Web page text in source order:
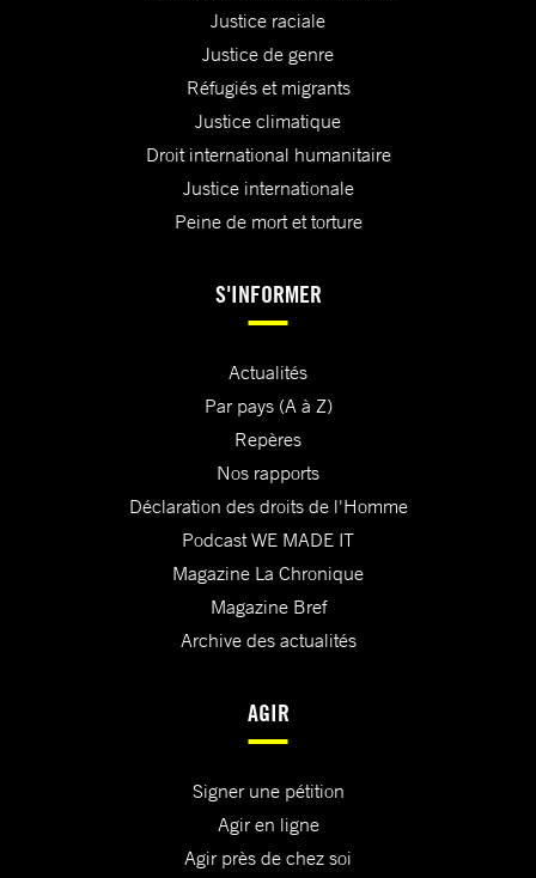
Justice raciale
Justice de genre
Réfugiés et migrants
Justice climatique
Droit international humanitaire
Justice internationale
Peine de mort et torture
S'INFORMER
Actualités
Par pays (A à Z)
Repères
Nos rapports
Déclaration des droits de l'Homme
Podcast WE MADE IT
Magazine La Chronique
Magazine Bref
Archive des actualités
AGIR
Signer une pétition
Agir en ligne
Agir près de chez soi